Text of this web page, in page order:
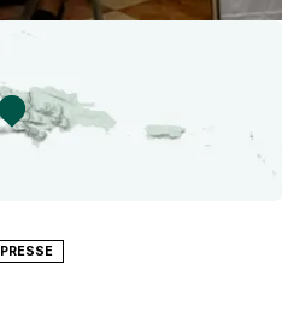
PRESSE